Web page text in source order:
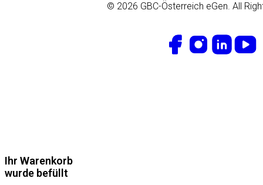
© 2026 GBC-Österreich eGen. All
Ihr Warenkorb
wurde befüllt